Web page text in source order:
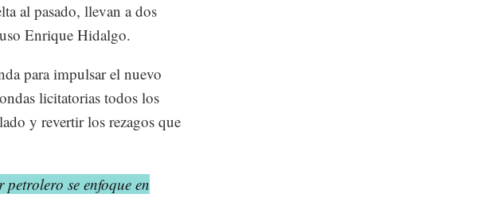
al pasado, llevan a dos
Enrique Hidalgo.
para impulsar el nuevo
licitatorias todos los
y revertir los rezagos que
se enfoque en